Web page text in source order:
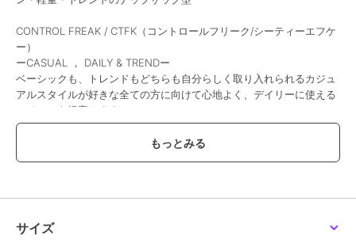
CONTROL FREAK / CTFK（コントロールフリーク/シーティーエフケ
ー）
ーCASUAL ， DAILY & TRENDー
ベーシックも、トレンドもどちらも自分らしく取り入れられるカジュ
アルスタイルが好きな全ての方に向けて心地よく、デイリーに使える
アイテムを提案します。
コアターゲット層 20代後半～30代
≪重さ≫F／約170g
ブランド
サイズ